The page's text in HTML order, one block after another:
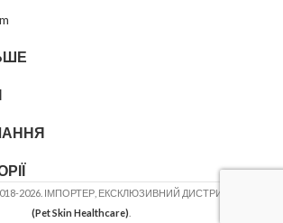
2026. ІМПОРТЕР, ЕКСКЛЮЗИВНИЙ ДИСТРИБ'ЮТОР
(Pet Skin Healthcare)